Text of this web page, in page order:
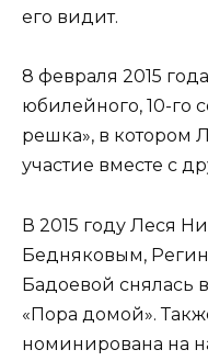
его видит.
8 февраля 2015
юбилейного, 10-го
решка», в котором
участие вместе с
В 2015 году Леся
Бедняковым,
Бадоевой снялась
«Пора домой».
номинирована на